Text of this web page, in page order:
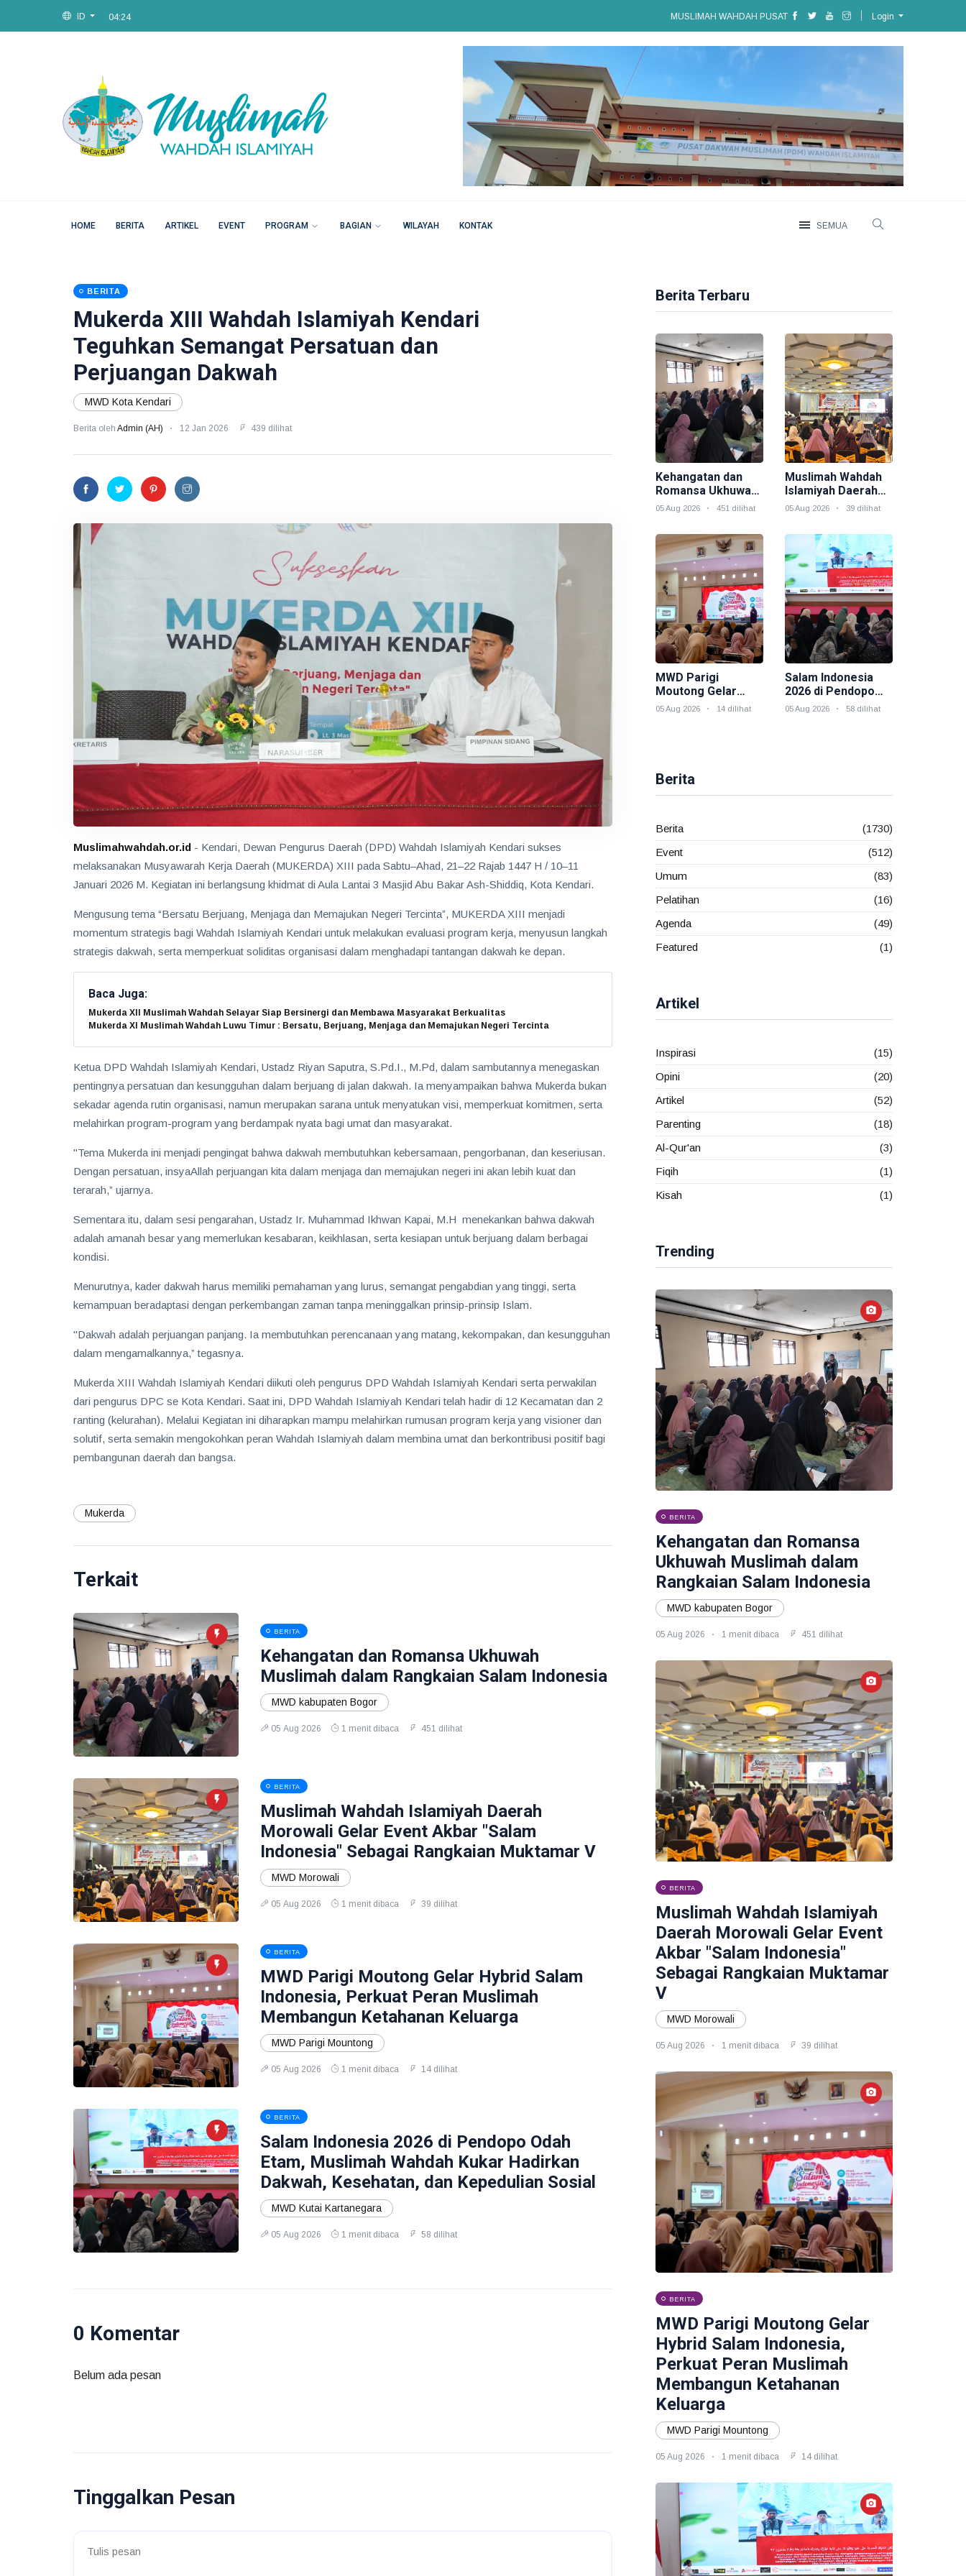
ID
04:24
Fri, 07 Aug 2026
MUSLIMAH WAHDAH PUSAT Login
SEMUA
HOME BERITA ARTIKEL EVENT PROGRAM BAGIAN WILAYAH KONTAK
BERITA
Mukerda XIII Wahdah Islamiyah Kendari
Teguhkan Semangat Persatuan dan
Perjuangan Dakwah
MWD Kota Kendari
Berita oleh Admin (AH) 12 Jan 2026 439 dilihat
Muslimahwahdah.or.id - Kendari, Dewan Pengurus Daerah (DPD) Wahdah Islamiyah Kendari sukses
melaksanakan Musyawarah Kerja Daerah (MUKERDA) XIII pada Sabtu–Ahad, 21–22 Rajab 1447 H / 10–11
Januari 2026 M. Kegiatan ini berlangsung khidmat di Aula Lantai 3 Masjid Abu Bakar Ash-Shiddiq, Kota Kendari.
Mengusung tema “Bersatu Berjuang, Menjaga dan Memajukan Negeri Tercinta”, MUKERDA XIII menjadi
momentum strategis bagi Wahdah Islamiyah Kendari untuk melakukan evaluasi program kerja, menyusun langkah
strategis dakwah, serta memperkuat soliditas organisasi dalam menghadapi tantangan dakwah ke depan.
Baca Juga:
Mukerda XII Muslimah Wahdah Selayar Siap Bersinergi dan Membawa Masyarakat Berkualitas
Mukerda XI Muslimah Wahdah Luwu Timur : Bersatu, Berjuang, Menjaga dan Memajukan Negeri Tercinta
Ketua DPD Wahdah Islamiyah Kendari, Ustadz Riyan Saputra, S.Pd.I., M.Pd, dalam sambutannya menegaskan
pentingnya persatuan dan kesungguhan dalam berjuang di jalan dakwah. Ia menyampaikan bahwa Mukerda bukan
sekadar agenda rutin organisasi, namun merupakan sarana untuk menyatukan visi, memperkuat komitmen, serta
melahirkan program-program yang berdampak nyata bagi umat dan masyarakat.
"Tema Mukerda ini menjadi pengingat bahwa dakwah membutuhkan kebersamaan, pengorbanan, dan keseriusan.
Dengan persatuan, insyaAllah perjuangan kita dalam menjaga dan memajukan negeri ini akan lebih kuat dan
terarah,” ujarnya.
Sementara itu, dalam sesi pengarahan, Ustadz Ir. Muhammad Ikhwan Kapai, M.H menekankan bahwa dakwah
adalah amanah besar yang memerlukan kesabaran, keikhlasan, serta kesiapan untuk berjuang dalam berbagai
kondisi.
Menurutnya, kader dakwah harus memiliki pemahaman yang lurus, semangat pengabdian yang tinggi, serta
kemampuan beradaptasi dengan perkembangan zaman tanpa meninggalkan prinsip-prinsip Islam.
"Dakwah adalah perjuangan panjang. Ia membutuhkan perencanaan yang matang, kekompakan, dan kesungguhan
dalam mengamalkannya,” tegasnya.
Mukerda XIII Wahdah Islamiyah Kendari diikuti oleh pengurus DPD Wahdah Islamiyah Kendari serta perwakilan
dari pengurus DPC se Kota Kendari. Saat ini, DPD Wahdah Islamiyah Kendari telah hadir di 12 Kecamatan dan 2
ranting (kelurahan). Melalui Kegiatan ini diharapkan mampu melahirkan rumusan program kerja yang visioner dan
solutif, serta semakin mengokohkan peran Wahdah Islamiyah dalam membina umat dan berkontribusi positif bagi
pembangunan daerah dan bangsa.
Mukerda
Terkait
BERITA
Kehangatan dan Romansa Ukhuwah
Muslimah dalam Rangkaian Salam Indonesia
MWD kabupaten Bogor
05 Aug 2026 1 menit dibaca 451 dilihat
BERITA
Muslimah Wahdah Islamiyah Daerah
Morowali Gelar Event Akbar "Salam
Indonesia" Sebagai Rangkaian Muktamar V
MWD Morowali
05 Aug 2026 1 menit dibaca 39 dilihat
BERITA
MWD Parigi Moutong Gelar Hybrid Salam
Indonesia, Perkuat Peran Muslimah
Membangun Ketahanan Keluarga
MWD Parigi Mountong
05 Aug 2026 1 menit dibaca 14 dilihat
BERITA
Salam Indonesia 2026 di Pendopo Odah
Etam, Muslimah Wahdah Kukar Hadirkan
Dakwah, Kesehatan, dan Kepedulian Sosial
MWD Kutai Kartanegara
05 Aug 2026 1 menit dibaca 58 dilihat
0 Komentar
Belum ada pesan
Tinggalkan Pesan
Berita Terbaru
Kehangatan dan
Romansa Ukhuwah
Muslimah dalam
Indonesia
05 Aug 2026 451 dilihat
Muslimah Wahdah
Islamiyah Daerah
Morowali Gelar
Indonesia" Sebagai
Rangkaian
Muktamar V
05 Aug 2026 39 dilihat
MWD Parigi
Moutong Gelar
Hybrid Salam
Keluarga
05 Aug 2026 14 dilihat
Salam Indonesia
2026 di Pendopo
Odah Etam,
05 Aug 2026 58 dilihat
Berita
Berita
(1730)
Event
(512)
Umum
(83)
Pelatihan
(16)
Agenda
(49)
Featured
(1)
Artikel
Inspirasi
(15)
Opini
(20)
Artikel
(52)
Parenting
(18)
Al-Qur'an
(3)
Fiqih
(1)
Kisah
(1)
Trending
BERITA
Kehangatan dan Romansa
Ukhuwah Muslimah dalam
Rangkaian Salam Indonesia
MWD kabupaten Bogor
05 Aug 2026 1 menit dibaca 451 dilihat
BERITA
Muslimah Wahdah Islamiyah
Daerah Morowali Gelar Event
Akbar "Salam Indonesia"
Sebagai Rangkaian Muktamar
V
MWD Morowali
05 Aug 2026 1 menit dibaca 39 dilihat
BERITA
MWD Parigi Moutong Gelar
Hybrid Salam Indonesia,
Perkuat Peran Muslimah
Membangun Ketahanan
Keluarga
MWD Parigi Mountong
05 Aug 2026 1 menit dibaca 14 dilihat